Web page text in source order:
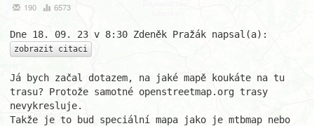
190 6573
zobrazit citaci
Já bych začal dotazem, na jaké mapě koukáte na tu
trasu? Protože samotné openstreetmap.org trasy
nevykresluje.
Takže je to bud speciální mapa jako je mtbmap nebo